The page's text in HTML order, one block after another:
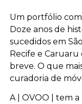
Um portfólio com
Doze anos de
sucedidos em
Recife e Caruaru
breve. O que
curadoria de
A | OVOO | tem